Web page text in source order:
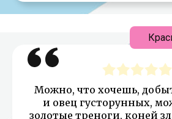
Можно, что хочешь,
и овец густорунных,
золотые треноги, коней